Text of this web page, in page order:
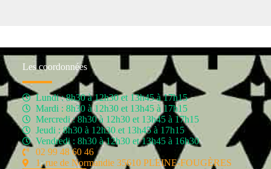
Les coordonnées
Lundi : 8h30 à 12h30 et 13h45 à 17h15
Mardi : 8h30 à 12h30 et 13h45 à 17h15
Mercredi : 8h30 à 12h30 et 13h45 à 17h15
Jeudi : 8h30 à 12h30 et 13h45 à 17h15
Vendredi : 8h30 à 12h30 et 13h45 à 16h30
02 99 48 60 46
1, rue de Normandie 35610 PLEINE-FOUGÈRES